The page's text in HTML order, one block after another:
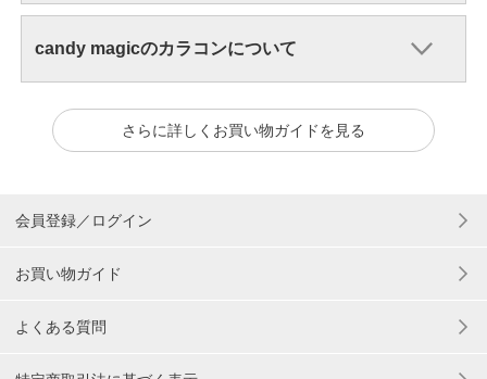
candy magicのカラコンについて
さらに詳しくお買い物ガイドを見る
会員登録／ログイン
お買い物ガイド
よくある質問